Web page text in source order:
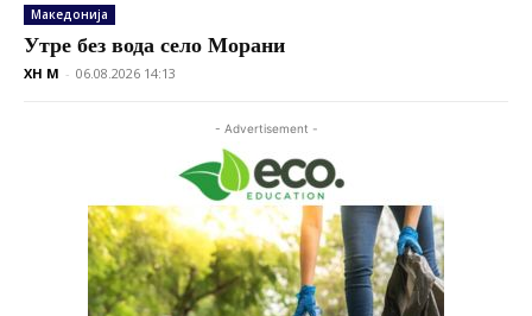
Македонија
Утре без вода село Морани
XH M - 06.08.2026 14:13
- Advertisement -